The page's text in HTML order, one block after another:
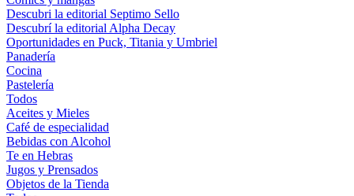
Descubri la editorial Septimo Sello
Descubrí la editorial Alpha Decay
Oportunidades en Puck, Titania y Umbriel
Panadería
Cocina
Pastelería
Todos
Aceites y Mieles
Café de especialidad
Bebidas con Alcohol
Te en Hebras
Jugos y Prensados
Objetos de la Tienda